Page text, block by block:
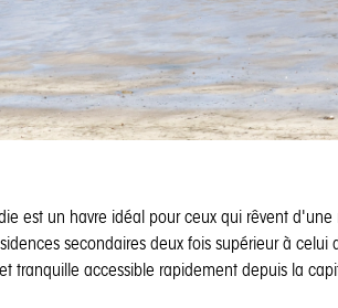
est un havre idéal pour ceux qui rêvent
secondaires deux fois supérieur à celui
tranquille accessible rapidement depuis la